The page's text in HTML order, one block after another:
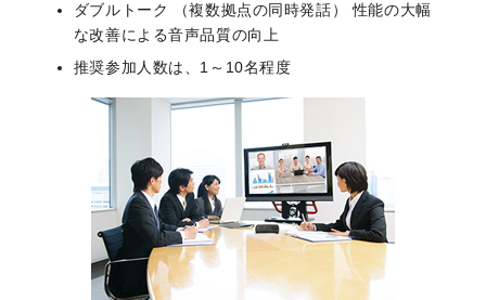
ダブルトーク （複数拠点の同時発話） 性能の大幅
な改善による音声品質の向上
推奨参加人数は、1～10名程度